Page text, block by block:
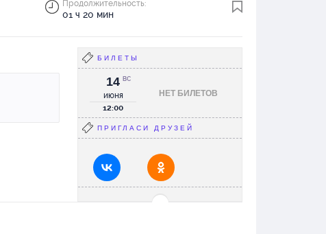
Продолжительность:
01 ч 20 мин
БИЛЕТЫ
НЕТ БИЛЕТОВ
14
июня
ВС
12:00
ПРИГЛАСИ ДРУЗЕЙ